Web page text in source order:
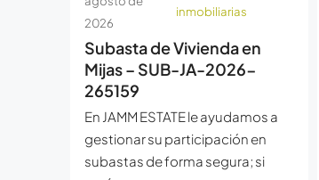
2026
inmobiliarias
Subasta de Vivienda en
Mijas – SUB-JA-2026-
265159
En JAMM ESTATE le ayudamos a
gestionar su participación en
subastas de forma segura; si